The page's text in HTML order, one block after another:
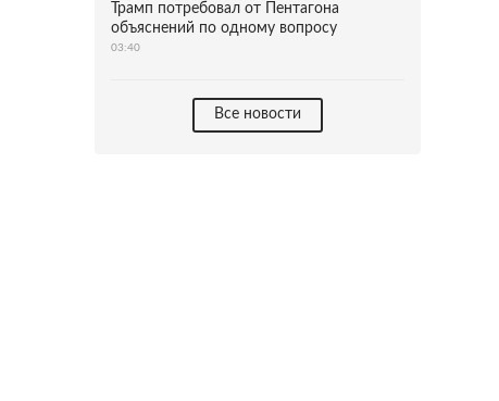
Трамп потребовал от Пентагона
объяснений по одному вопросу
03:40
Все новости